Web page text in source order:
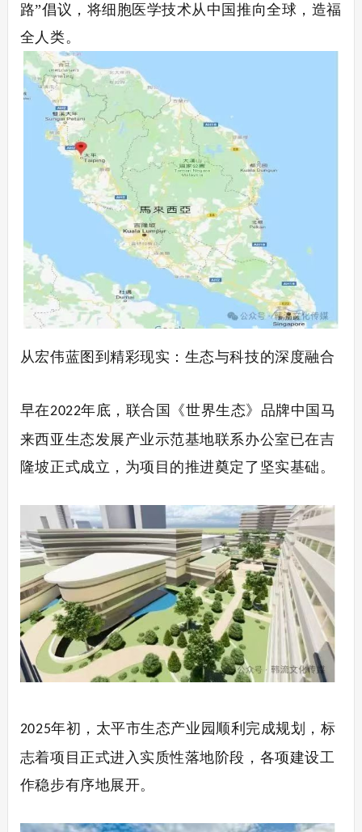
路”倡议，将细胞医学技术从中国推向全球，造福
全人类。
从宏伟蓝图到精彩现实：生态与科技的深度融合
早在2022年底，联合国《世界生态》品牌中国马
来西亚生态发展产业示范基地联系办公室已在吉
隆坡正式成立，为项目的推进奠定了坚实基础。
2025年初，太平市生态产业园顺利完成规划，标
志着项目正式进入实质性落地阶段，各项建设工
作稳步有序地展开。